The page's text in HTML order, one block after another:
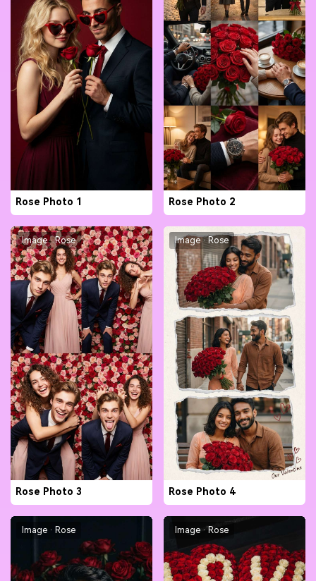
Rose Photo 1 Rose Photo 2
Image · Rose
Rose Photo 3
Image · Rose
Rose Photo 4
Image · Rose Image · Rose